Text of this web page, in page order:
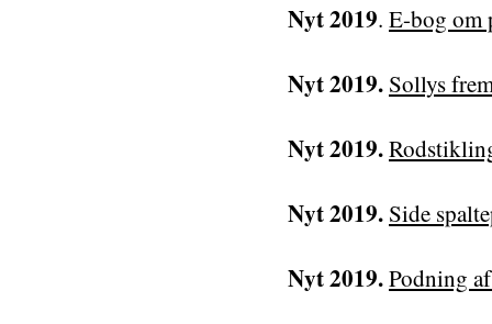
Nyt 2019. E-bog om
Nyt 2019. Sollys
Nyt 2019.
Nyt 2019. Side
Nyt 2019.Podning